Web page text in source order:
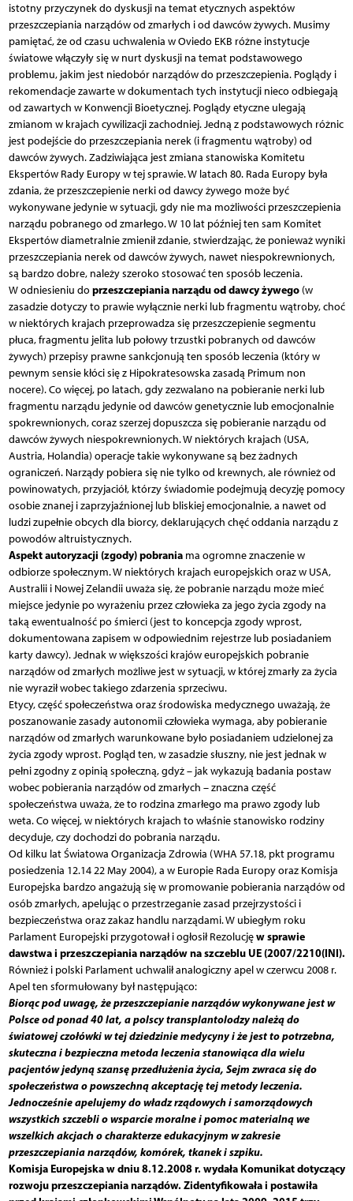
istotny przyczynek do dyskusji na temat etycznych aspektów
przeszczepiania narządów od zmarłych i od dawców żywych. Musimy
pamiętać, że od czasu uchwalenia w Oviedo EKB różne instytucje
światowe włączyły się w nurt dyskusji na temat podstawowego
problemu, jakim jest niedobór narządów do przeszczepienia. Poglądy i
rekomendacje zawarte w dokumentach tych instytucji nieco odbiegają
od zawartych w Konwencji Bioetycznej. Poglądy etyczne ulegają
zmianom w krajach cywilizacji zachodniej. Jedną z podstawowych różnic
jest podejście do przeszczepiania nerek (i fragmentu wątroby) od
dawców żywych. Zadziwiająca jest zmiana stanowiska Komitetu
Ekspertów Rady Europy w tej sprawie. W latach 80. Rada Europy była
zdania, że przeszczepienie nerki od dawcy żywego może być
wykonywane jedynie w sytuacji, gdy nie ma możliwości przeszczepienia
narządu pobranego od zmarłego. W 10 lat później ten sam Komitet
Ekspertów diametralnie zmienił zdanie, stwierdzając, że ponieważ wyniki
przeszczepiania nerek od dawców żywych, nawet niespokrewnionych,
są bardzo dobre, należy szeroko stosować ten sposób leczenia.
W odniesieniu doprzeszczepiania narządu od dawcy żywego(w
zasadzie dotyczy to prawie wyłącznie nerki lub fragmentu wątroby, choć
w niektórych krajach przeprowadza się przeszczepienie segmentu
płuca, fragmentu jelita lub połowy trzustki pobranych od dawców
żywych) przepisy prawne sankcjonują ten sposób leczenia (który w
pewnym sensie kłóci się z Hipokratesowska zasadą Primum non
nocere). Co więcej, po latach, gdy zezwalano na pobieranie nerki lub
fragmentu narządu jedynie od dawców genetycznie lub emocjonalnie
spokrewnionych, coraz szerzej dopuszcza się pobieranie narządu od
dawców żywych niespokrewnionych. W niektórych krajach (USA,
Austria, Holandia) operacje takie wykonywane są bez żadnych
ograniczeń. Narządy pobiera się nie tylko od krewnych, ale również od
powinowatych, przyjaciół, którzy świadomie podejmują decyzję pomocy
osobie znanej i zaprzyjaźnionej lub bliskiej emocjonalnie, a nawet od
ludzi zupełnie obcych dla biorcy, deklarujących chęć oddania narządu z
powodów altruistycznych.
Aspekt autoryzacji (zgody) pobraniama ogromne znaczenie w
odbiorze społecznym. W niektórych krajach europejskich oraz w USA,
Australii i Nowej Zelandii uważa się, że pobranie narządu może mieć
miejsce jedynie po wyrażeniu przez człowieka za jego życia zgody na
taką ewentualność po śmierci (jest to koncepcja zgody wprost,
dokumentowana zapisem w odpowiednim rejestrze lub posiadaniem
karty dawcy). Jednak w większości krajów europejskich pobranie
narządów od zmarłych możliwe jest w sytuacji, w której zmarły za życia
nie wyraził wobec takiego zdarzenia sprzeciwu.
Etycy, część społeczeństwa oraz środowiska medycznego uważają, że
poszanowanie zasady autonomii człowieka wymaga, aby pobieranie
narządów od zmarłych warunkowane było posiadaniem udzielonej za
życia zgody wprost. Pogląd ten, w zasadzie słuszny, nie jest jednak w
pełni zgodny z opinią społeczną, gdyż – jak wykazują badania postaw
wobec pobierania narządów od zmarłych – znaczna część
społeczeństwa uważa, że to rodzina zmarłego ma prawo zgody lub
weta. Co więcej, w niektórych krajach to właśnie stanowisko rodziny
decyduje, czy dochodzi do pobrania narządu.
Od kilku lat Światowa Organizacja Zdrowia (WHA 57.18, pkt programu
posiedzenia 12.14 22 May 2004), a w Europie Rada Europy oraz Komisja
Europejska bardzo angażują się w promowanie pobierania narządów od
osób zmarłych, apelując o przestrzeganie zasad przejrzystości i
bezpieczeństwa oraz zakaz handlu narządami. W ubiegłym roku
Parlament Europejski przygotował i ogłosił Rezolucjęw sprawie
dawstwa i przeszczepiania narządów na szczeblu UE (2007/2210(INI).
Również i polski Parlament uchwalił analogiczny apel w czerwcu 2008 r.
Apel ten sformułowany był następująco:
Biorąc pod uwagę, że przeszczepianie narządów wykonywane jest w
Polsce od ponad 40 lat, a polscy transplantolodzy należą do
światowej czołówki w tej dziedzinie medycyny i że jest to potrzebna,
skuteczna i bezpieczna metoda leczenia stanowiąca dla wielu
pacjentów jedyną szansę przedłużenia życia, Sejm zwraca się do
społeczeństwa o powszechną akceptację tej metody leczenia.
Jednocześnie apelujemy do władz rządowych i samorządowych
wszystkich szczebli o wsparcie moralne i pomoc materialną we
wszelkich akcjach o charakterze edukacyjnym w zakresie
przeszczepiania narządów, komórek, tkanek i szpiku.
Komisja Europejska w dniu 8.12.2008 r. wydała Komunikat dotyczący
rozwoju przeszczepiania narządów. Zidentyfikowała i postawiła